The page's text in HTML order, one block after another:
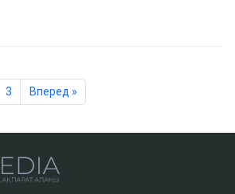
3 Вперед »